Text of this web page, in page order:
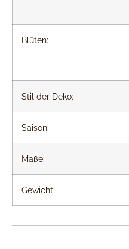
Blüten:
Stil der Deko:
Saison:
Maße:
Gewicht: